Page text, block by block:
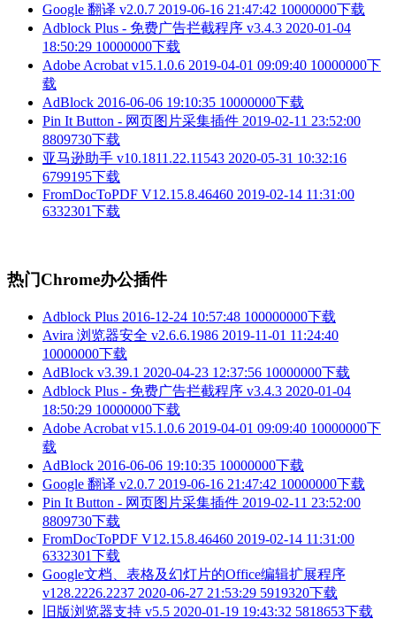
Google 翻译 v2.0.7 2019-06-16 21:47:42 10000000下载
Adblock Plus - 免费广告拦截程序 v3.4.3 2020-01-04
18:50:29 10000000下载
Adobe Acrobat v15.1.0.6 2019-04-01 09:09:40 10000000下
载
AdBlock 2016-06-06 19:10:35 10000000下载
Pin It Button - 网页图片采集插件 2019-02-11 23:52:00
8809730下载
亚马逊助手 v10.1811.22.11543 2020-05-31 10:32:16
6799195下载
FromDocToPDF V12.15.8.46460 2019-02-14 11:31:00
6332301下载
热门Chrome办公插件
Adblock Plus 2016-12-24 10:57:48 100000000下载
Avira 浏览器安全 v2.6.6.1986 2019-11-01 11:24:40
10000000下载
AdBlock v3.39.1 2020-04-23 12:37:56 10000000下载
Adblock Plus - 免费广告拦截程序 v3.4.3 2020-01-04
18:50:29 10000000下载
Adobe Acrobat v15.1.0.6 2019-04-01 09:09:40 10000000下
载
AdBlock 2016-06-06 19:10:35 10000000下载
Google 翻译 v2.0.7 2019-06-16 21:47:42 10000000下载
Pin It Button - 网页图片采集插件 2019-02-11 23:52:00
8809730下载
FromDocToPDF V12.15.8.46460 2019-02-14 11:31:00
6332301下载
Google文档、表格及幻灯片的Office编辑扩展程序
v128.2226.2237 2020-06-27 21:53:29 5919320下载
旧版浏览器支持 v5.5 2020-01-19 19:43:32 5818653下载